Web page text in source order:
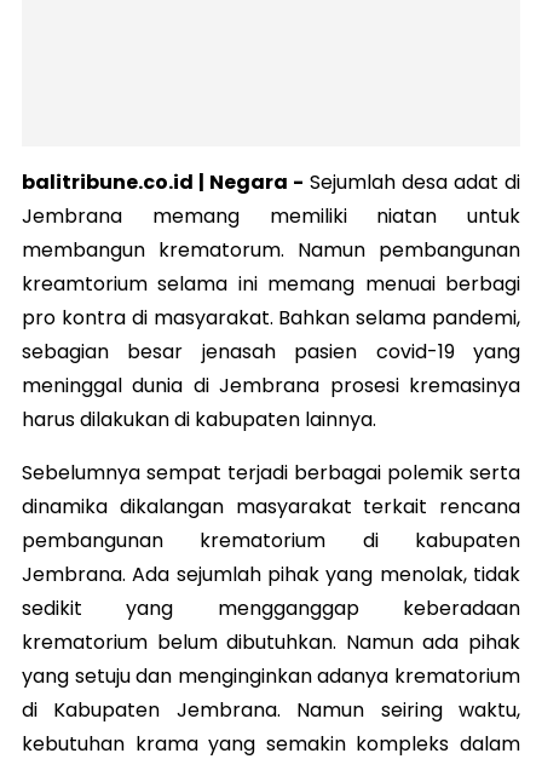
balitribune.co.id | Negara - Sejumlah desa adat di
Jembrana memang memiliki niatan untuk
membangun krematorum. Namun pembangunan
kreamtorium selama ini memang menuai berbagi
pro kontra di masyarakat. Bahkan selama pandemi,
sebagian besar jenasah pasien covid-19 yang
meninggal dunia di Jembrana prosesi kremasinya
harus dilakukan di kabupaten lainnya.
Sebelumnya sempat terjadi berbagai polemik serta
dinamika dikalangan masyarakat terkait rencana
pembangunan krematorium di kabupaten
Jembrana. Ada sejumlah pihak yang menolak, tidak
sedikit yang mengganggap keberadaan
krematorium belum dibutuhkan. Namun ada pihak
yang setuju dan menginginkan adanya krematorium
di Kabupaten Jembrana. Namun seiring waktu,
kebutuhan krama yang semakin kompleks dalam